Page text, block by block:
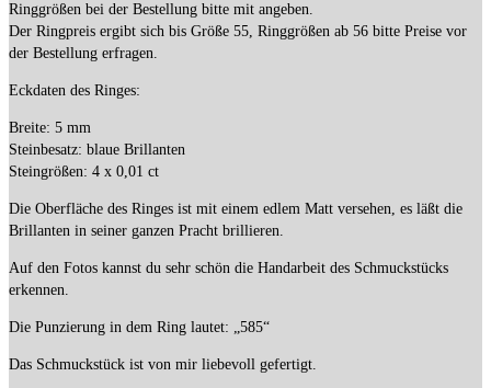
Ringgrößen bei der Bestellung bitte mit angeben.
Der Ringpreis ergibt sich bis Größe 55, Ringgrößen ab 56 bitte Preise vor
der Bestellung erfragen.
Eckdaten des Ringes:
Breite: 5 mm
Steinbesatz: blaue Brillanten
Steingrößen: 4 x 0,01 ct
Die Oberfläche des Ringes ist mit einem edlem Matt versehen, es läßt die
Brillanten in seiner ganzen Pracht brillieren.
Auf den Fotos kannst du sehr schön die Handarbeit des Schmuckstücks
erkennen.
Die Punzierung in dem Ring lautet: „585“
Das Schmuckstück ist von mir liebevoll gefertigt.